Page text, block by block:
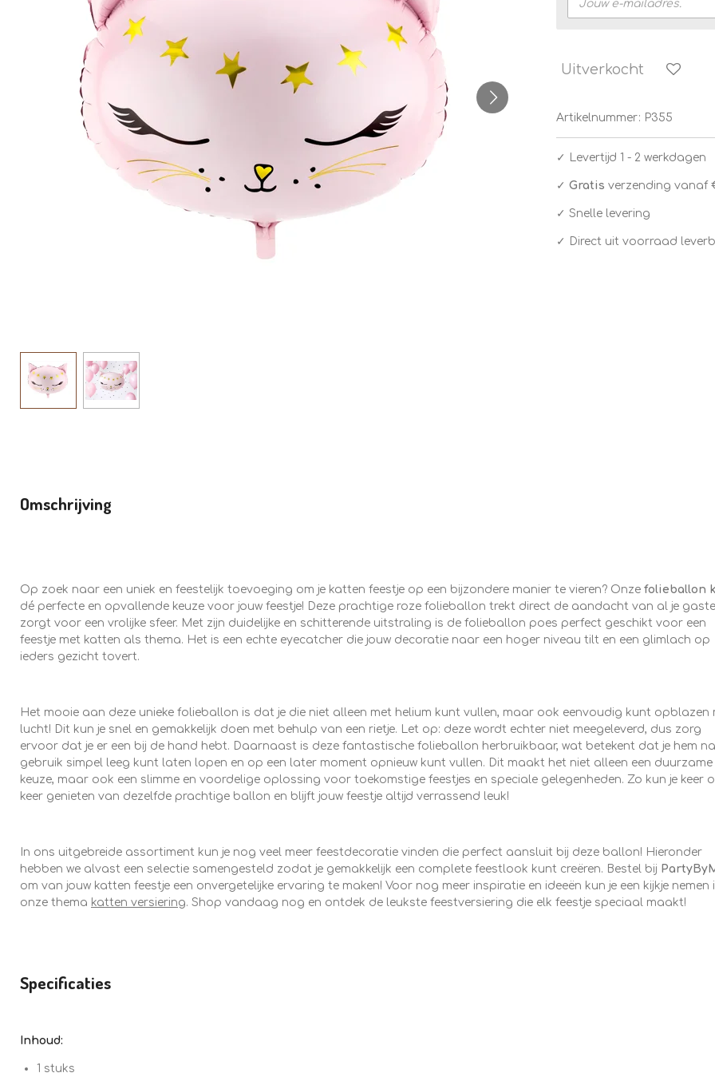
Uitverkocht
Artikelnummer: P355
✓ Levertijd 1 - 2 werkdagen
✓ Gratis verzending vanaf
✓ Snelle levering
✓ Direct uit voorraad
Omschrijving
Op zoek naar een uniek en feestelijk toevoeging om je katten feestje op een bijzondere manier te vieren? Onze folieballon
dé perfecte en opvallende keuze voor jouw feestje! Deze prachtige roze folieballon trekt direct de aandacht van al je
zorgt voor een vrolijke sfeer. Met zijn duidelijke en schitterende uitstraling is de folieballon poes perfect geschikt voor een
feestje met katten als thema. Het is een echte eyecatcher die jouw decoratie naar een hoger niveau tilt en een glimlach op
ieders gezicht tovert.
Het mooie aan deze unieke folieballon is dat je die niet alleen met helium kunt vullen, maar ook eenvoudig kunt opblazen
lucht! Dit kun je snel en gemakkelijk doen met behulp van een rietje. Let op: deze wordt echter niet meegeleverd, dus zorg
ervoor dat je er een bij de hand hebt. Daarnaast is deze fantastische folieballon herbruikbaar, wat betekent dat je hem na
gebruik simpel leeg kunt laten lopen en op een later moment opnieuw kunt vullen. Dit maakt het niet alleen een duurzame
keuze, maar ook een slimme en voordelige oplossing voor toekomstige feestjes en speciale gelegenheden. Zo kun je keer
keer genieten van dezelfde prachtige ballon en blijft jouw feestje altijd verrassend leuk!
In ons uitgebreide assortiment kun je nog veel meer feestdecoratie vinden die perfect aansluit bij deze ballon! Hieronder
hebben we alvast een selectie samengesteld zodat je gemakkelijk een complete feestlook kunt creëren. Bestel bij
om van jouw katten feestje een onvergetelijke ervaring te maken! Voor nog meer inspiratie en ideeën kun je een kijkje nemen
onze thema katten versiering. Shop vandaag nog en ontdek de leukste feestversiering die elk feestje speciaal maakt!
Specificaties
Inhoud:
1 stuks